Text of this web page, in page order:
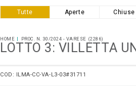
Tutte Aperte Chiuse
HOME PROC. N. 30/2024 - VARESE (2286)
LOTTO 3: VILLETTA
COD: ILMA-CC-VA-L3-03#31711